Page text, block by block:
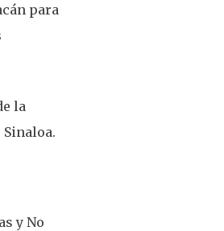
para
la
y No